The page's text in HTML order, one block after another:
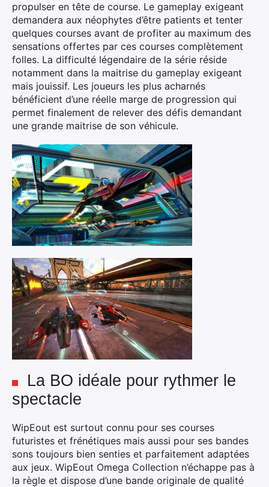
propulser en tête de course. Le gameplay exigeant
demandera aux néophytes d’être patients et tenter
quelques courses avant de profiter au maximum des
sensations offertes par ces courses complètement
folles. La difficulté légendaire de la série réside
notamment dans la maitrise du gameplay exigeant
mais jouissif. Les joueurs les plus acharnés
bénéficient d’une réelle marge de progression qui
permet finalement de relever des défis demandant
une grande maitrise de son véhicule.
La BO idéale pour rythmer le
spectacle
WipEout est surtout connu pour ses courses
futuristes et frénétiques mais aussi pour ses bandes
sons toujours bien senties et parfaitement adaptées
aux jeux. WipEout Omega Collection n’échappe pas à
la règle et dispose d’une bande originale de qualité
Rechercher
: